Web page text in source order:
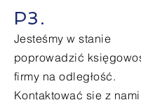
P3.
Jesteśmy w stanie
poprowadzić
firmy naodległość.
Kontaktować się z nami